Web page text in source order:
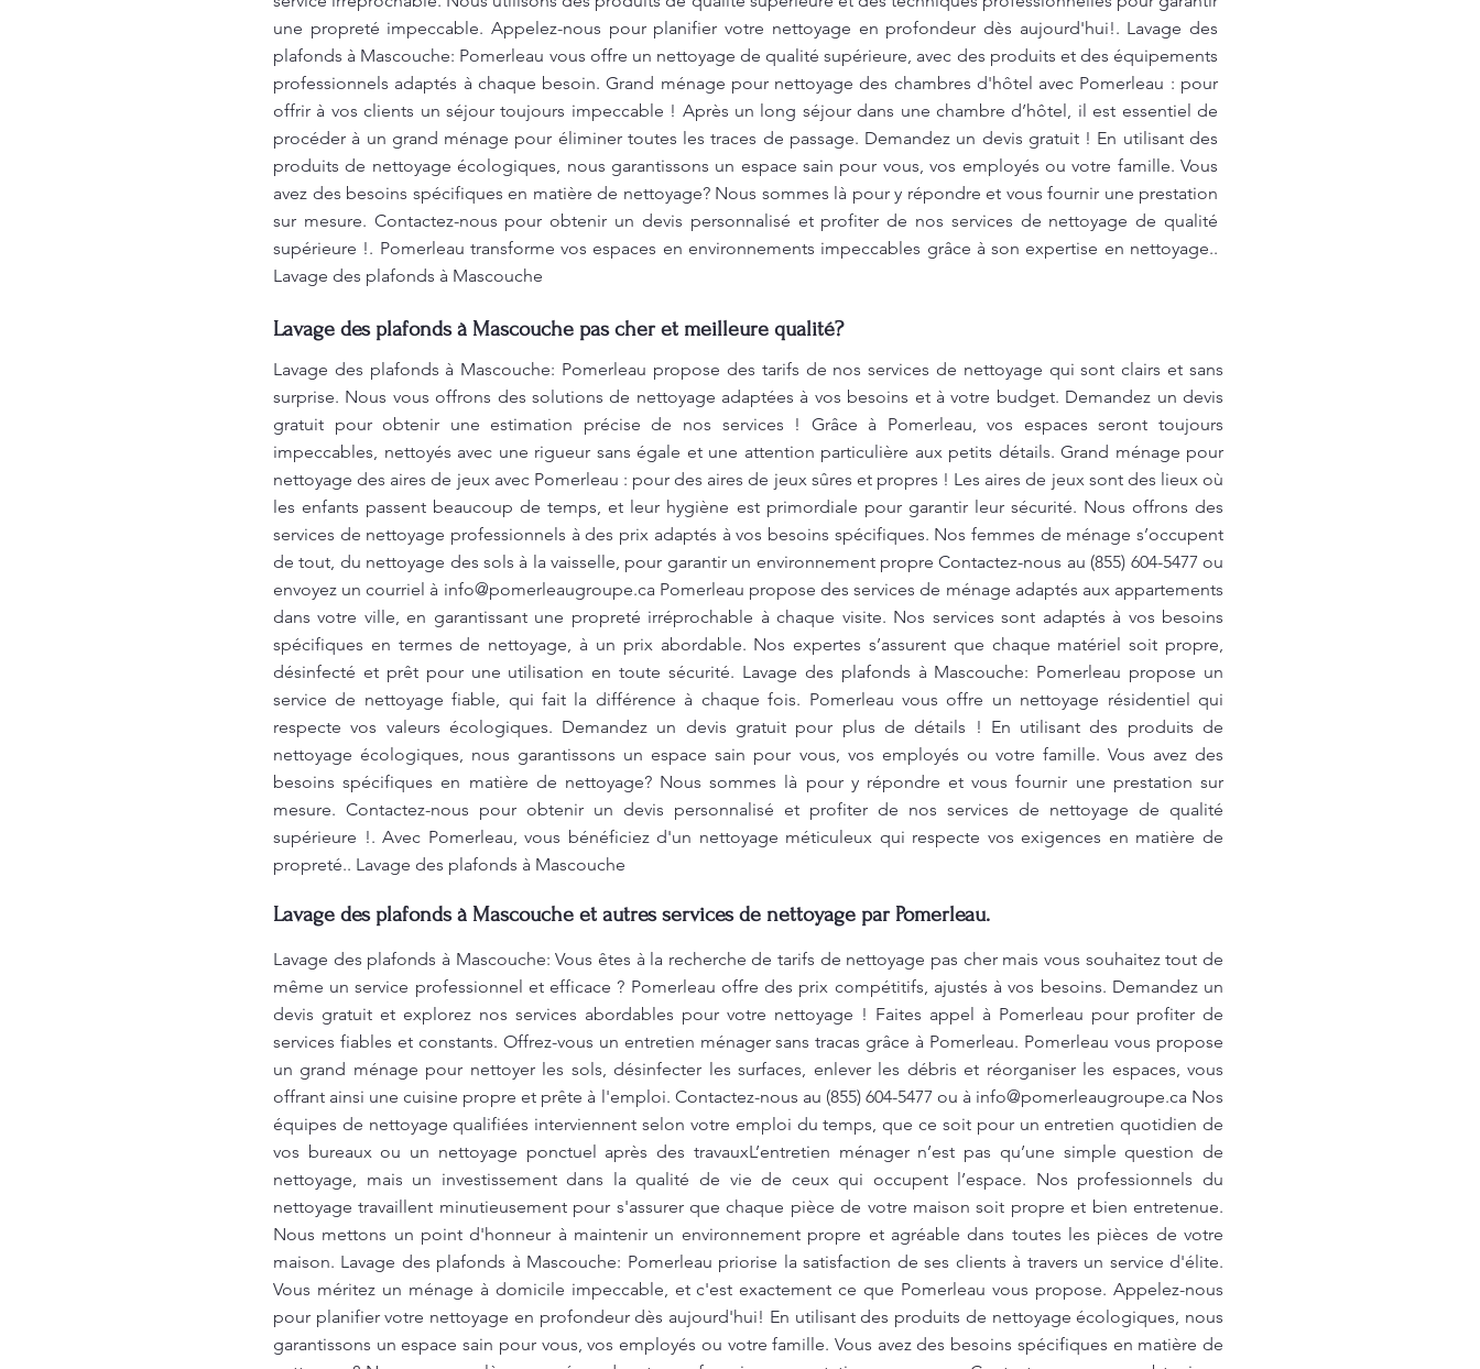
une propreté impeccable. Appelez-nous pour planifier votre nettoyage en profondeur dès aujourd'hui!. Lavage des
plafonds à Mascouche: Pomerleau vous offre un nettoyage de qualité supérieure, avec des produits et des équipements
professionnels adaptés à chaque besoin. Grand ménage pour nettoyage des chambres d'hôtel avec Pomerleau : pour
offrir à vos clients un séjour toujours impeccable ! Après un long séjour dans une chambre d’hôtel, il est essentiel de
procéder à un grand ménage pour éliminer toutes les traces de passage. Demandez un devis gratuit ! En utilisant des
produits de nettoyage écologiques, nous garantissons un espace sain pour vous, vos employés ou votre famille. Vous
avez des besoins spécifiques en matière de nettoyage? Nous sommes là pour y répondre et vous fournir une prestation
sur mesure. Contactez-nous pour obtenir un devis personnalisé et profiter de nos services de nettoyage de qualité
supérieure !. Pomerleau transforme vos espaces en environnements impeccables grâce à son expertise en nettoyage..
Lavage des plafonds à Mascouche
Lavage des plafonds à Mascouche pas cher et meilleure qualité?
Lavage des plafonds à Mascouche: Pomerleau propose des tarifs de nos services de nettoyage qui sont clairs et sans
surprise. Nous vous offrons des solutions de nettoyage adaptées à vos besoins et à votre budget. Demandez un devis
gratuit pour obtenir une estimation précise de nos services ! Grâce à Pomerleau, vos espaces seront toujours
impeccables, nettoyés avec une rigueur sans égale et une attention particulière aux petits détails. Grand ménage pour
nettoyage des aires de jeux avec Pomerleau : pour des aires de jeux sûres et propres ! Les aires de jeux sont des lieux où
les enfants passent beaucoup de temps, et leur hygiène est primordiale pour garantir leur sécurité. Nous offrons des
services de nettoyage professionnels à des prix adaptés à vos besoins spécifiques. Nos femmes de ménage s’occupent
de tout, du nettoyage des sols à la vaisselle, pour garantir un environnement propre Contactez-nous au (855) 604-5477 ou
envoyez un courriel à info@pomerleaugroupe.caPomerleau propose des services de ménage adaptés aux appartements
dans votre ville, en garantissant une propreté irréprochable à chaque visite. Nos services sont adaptés à vos besoins
spécifiques en termes de nettoyage, à un prix abordable. Nos expertes s’assurent que chaque matériel soit propre,
désinfecté et prêt pour une utilisation en toute sécurité. Lavage des plafonds à Mascouche: Pomerleau propose un
service de nettoyage fiable, qui fait la différence à chaque fois. Pomerleau vous offre un nettoyage résidentiel qui
respecte vos valeurs écologiques. Demandez un devis gratuit pour plus de détails ! En utilisant des produits de
nettoyage écologiques, nous garantissons un espace sain pour vous, vos employés ou votre famille. Vous avez des
besoins spécifiques en matière de nettoyage? Nous sommes là pour y répondre et vous fournir une prestation sur
mesure. Contactez-nous pour obtenir un devis personnalisé et profiter de nos services de nettoyage de qualité
supérieure !. Avec Pomerleau, vous bénéficiez d'un nettoyage méticuleux qui respecte vos exigences en matière de
propreté.. Lavage des plafonds à Mascouche
Lavage des plafonds à Mascouche et autres services de nettoyage par Pomerleau.
Lavage des plafonds à Mascouche: Vous êtes à la recherche de tarifs de nettoyage pas cher mais vous souhaitez tout de
même un service professionnel et efficace ? Pomerleau offre des prix compétitifs, ajustés à vos besoins. Demandez un
devis gratuit et explorez nos services abordables pour votre nettoyage ! Faites appel à Pomerleau pour profiter de
services fiables et constants. Offrez-vous un entretien ménager sans tracas grâce à Pomerleau. Pomerleau vous propose
un grand ménage pour nettoyer les sols, désinfecter les surfaces, enlever les débris et réorganiser les espaces, vous
offrant ainsi une cuisine propre et prête à l'emploi. Contactez-nous au (855) 604-5477 ou à info@pomerleaugroupe.caNos
équipes de nettoyage qualifiées interviennent selon votre emploi du temps, que ce soit pour un entretien quotidien de
vos bureaux ou un nettoyage ponctuel après des travauxL’entretien ménager n’est pas qu’une simple question de
nettoyage, mais un investissement dans la qualité de vie de ceux qui occupent l’espace. Nos professionnels du
nettoyage travaillent minutieusement pour s'assurer que chaque pièce de votre maison soit propre et bien entretenue.
Nous mettons un point d'honneur à maintenir un environnement propre et agréable dans toutes les pièces de votre
maison. Lavage des plafonds à Mascouche: Pomerleau priorise la satisfaction de ses clients à travers un service d'élite.
Vous méritez un ménage à domicile impeccable, et c'est exactement ce que Pomerleau vous propose. Appelez-nous
pour planifier votre nettoyage en profondeur dès aujourd'hui! En utilisant des produits de nettoyage écologiques, nous
garantissons un espace sain pour vous, vos employés ou votre famille. Vous avez des besoins spécifiques en matière de